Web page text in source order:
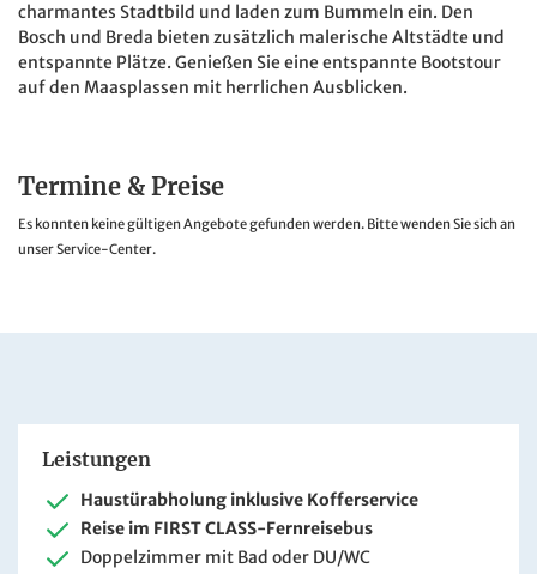
charmantes Stadtbild und laden zum Bummeln ein. Den
Bosch und Breda bieten zusätzlich malerische Altstädte und
entspannte Plätze. Genießen Sie eine entspannte Bootstour
auf den Maasplassen mit herrlichen Ausblicken.
Termine & Preise
Es konnten keine gültigen Angebote gefunden werden. Bitte wenden Sie sich an
unser Service-Center.
Leistungen
Haustürabholung inklusive Kofferservice
Reise im FIRST CLASS-Fernreisebus
Doppelzimmer mit Bad oder DU/WC